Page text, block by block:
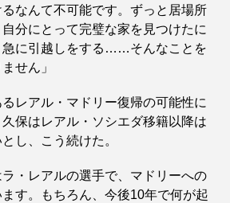
なんて不可能です。ずっと居場所
分にとって完璧な家を見つけたに
急に引越しをする……そんなことを
せん」
レアル・マドリー復帰の可能性に
保はレアル・ソシエダ移籍以降は
し、こう続けた。
ラ・レアルの選手で、マドリーへの
す。もちろん、今後10年で何が起